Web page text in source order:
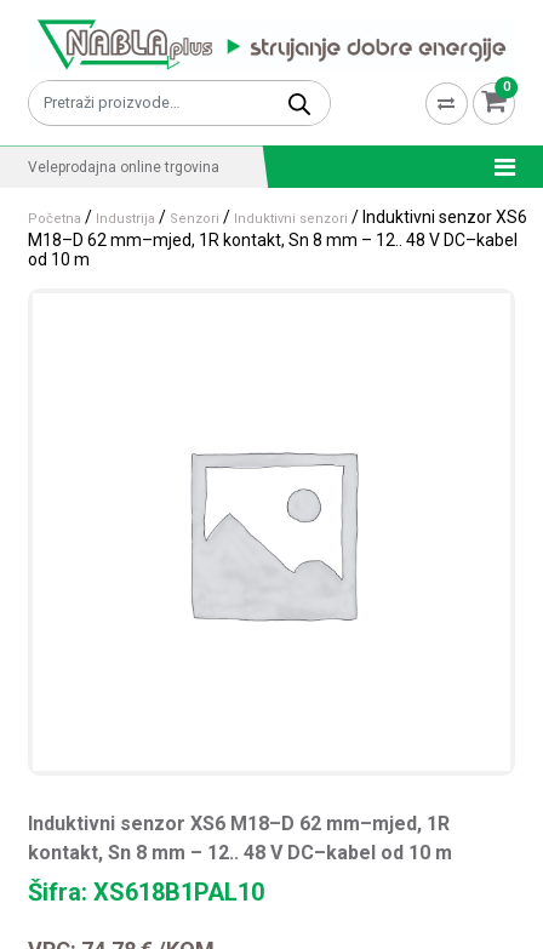
Pretraži: 0
Veleprodajna online trgovina
Početna / Industrija / Senzori / Induktivni senzori / Induktivni senzor XS6
M18–D 62 mm–mjed, 1R kontakt, Sn 8 mm – 12.. 48 V DC–kabel
od 10 m
Induktivni senzor XS6 M18–D 62 mm–mjed, 1R
kontakt, Sn 8 mm – 12.. 48 V DC–kabel od 10 m
Šifra: XS618B1PAL10